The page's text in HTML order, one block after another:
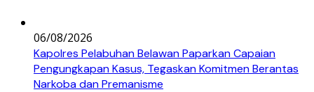
06/08/2026
Kapolres Pelabuhan Belawan Paparkan Capaian
Pengungkapan Kasus, Tegaskan Komitmen Berantas
Narkoba dan Premanisme